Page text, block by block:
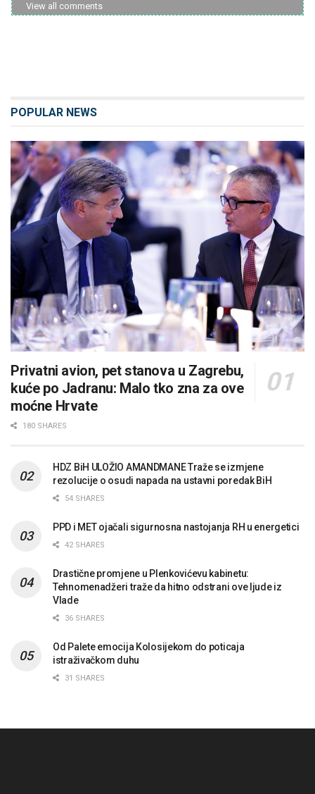
View all comments
POPULAR NEWS
Privatni avion, pet stanova u Zagrebu,
kuće po Jadranu: Malo tko zna za ove
moćne Hrvate
180 SHARES
HDZ BiH ULOŽIO AMANDMANE Traže se izmjene
rezolucije o osudi napada na ustavni poredak BiH
54 SHARES
PPD i MET ojačali sigurnosna nastojanja RH u energetici
42 SHARES
Drastične promjene u Plenkovićevu kabinetu:
Tehnomenadžeri traže da hitno odstrani ove ljude iz
Vlade
36 SHARES
Od Palete emocija Kolosijekom do poticaja
istraživačkom duhu
31 SHARES